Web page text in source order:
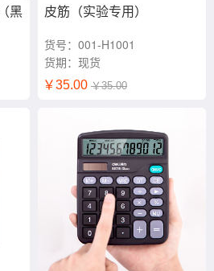
黑
皮筋（实验专用）
货号：001-H1001
货期：现货
￥35.00 ￥35.00